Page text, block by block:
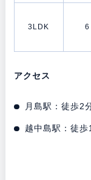
3LDK 6
アクセス
月島駅：徒歩2
越中島駅：徒歩